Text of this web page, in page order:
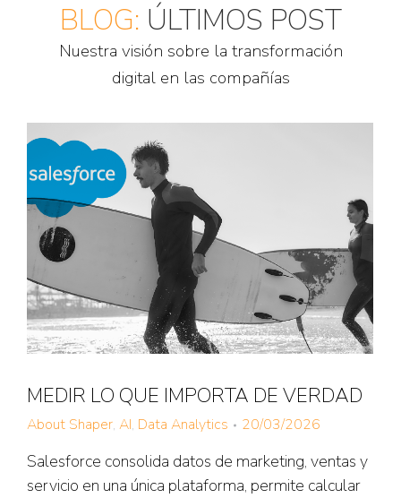
BLOG: ÚLTIMOS POST
Nuestra visión sobre la transformación
digital en las compañías
MEDIR LO QUE IMPORTA DE VERDAD
About Shaper, AI, Data Analytics 20/03/2026
Salesforce consolida datos de marketing, ventas y
servicio en una única plataforma, permite calcular